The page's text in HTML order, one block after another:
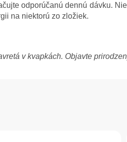
odporúčanú dennú dávku.
na niektorú zo zložiek.
v kvapkách. Objavte